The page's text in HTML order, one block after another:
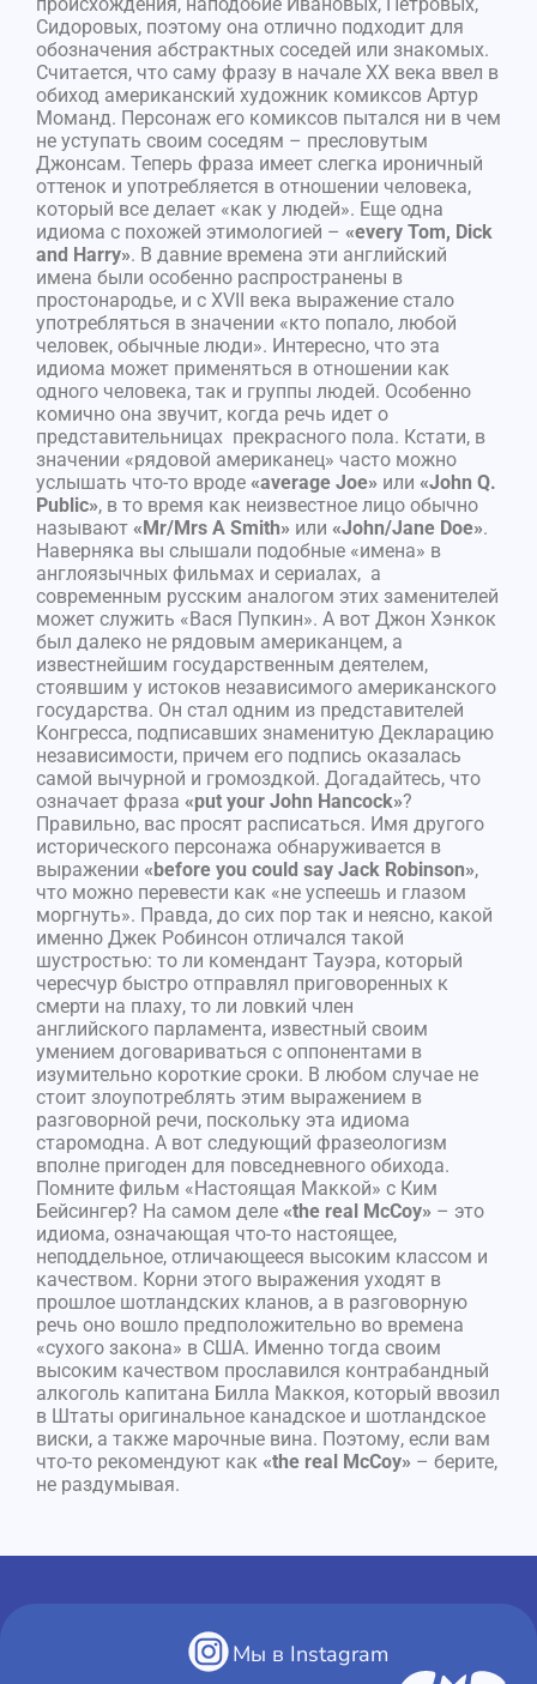
Сидоровых, поэтому она отлично подходит для
обозначения абстрактных соседей или знакомых.
Считается, что саму фразу в начале XX века ввел в
обиход американский художник комиксов Артур
Моманд. Персонаж его комиксов пытался ни в чем
не уступать своим соседям – пресловутым
Джонсам. Теперь фраза имеет слегка ироничный
оттенок и употребляется в отношении человека,
который все делает «как у людей». Еще одна
идиома с похожей этимологией – «every Tom, Dick
and Harry». В давние времена эти английский
имена были особенно распространены в
простонародье, и с XVII века выражение стало
употребляться в значении «кто попало, любой
человек, обычные люди». Интересно, что эта
идиома может применяться в отношении как
одного человека, так и группы людей. Особенно
комично она звучит, когда речь идет о
представительницах прекрасного пола. Кстати, в
значении «рядовой американец» часто можно
услышать что-то вроде «average Joe» или «John Q.
Public», в то время как неизвестное лицо обычно
называют «Mr/Mrs A Smith» или «John/Jane Doe».
Наверняка вы слышали подобные «имена» в
англоязычных фильмах и сериалах, а
современным русским аналогом этих заменителей
может служить «Вася Пупкин». А вот Джон Хэнкок
был далеко не рядовым американцем, а
известнейшим государственным деятелем,
стоявшим у истоков независимого американского
государства. Он стал одним из представителей
Конгресса, подписавших знаменитую Декларацию
независимости, причем его подпись оказалась
самой вычурной и громоздкой. Догадайтесь, что
означает фраза «put your John Hancock»?
Правильно, вас просят расписаться. Имя другого
исторического персонажа обнаруживается в
выражении «before you could say Jack Robinson»,
что можно перевести как «не успеешь и глазом
моргнуть». Правда, до сих пор так и неясно, какой
именно Джек Робинсон отличался такой
шустростью: то ли комендант Тауэра, который
чересчур быстро отправлял приговоренных к
смерти на плаху, то ли ловкий член
английского парламента, известный своим
умением договариваться с оппонентами в
изумительно короткие сроки. В любом случае не
стоит злоупотреблять этим выражением в
разговорной речи, поскольку эта идиома
старомодна. А вот следующий фразеологизм
вполне пригоден для повседневного обихода.
Помните фильм «Настоящая Маккой» с Ким
Бейсингер? На самом деле «the real McCoy» – это
идиома, означающая что-то настоящее,
неподдельное, отличающееся высоким классом и
качеством. Корни этого выражения уходят в
прошлое шотландских кланов, а в разговорную
речь оно вошло предположительно во времена
«сухого закона» в США. Именно тогда своим
высоким качеством прославился контрабандный
алкоголь капитана Билла Маккоя, который ввозил
в Штаты оригинальное канадское и шотландское
виски, а также марочные вина. Поэтому, если вам
что-то рекомендуют как «the real McCoy» – берите,
не раздумывая.
Мы в Instagram